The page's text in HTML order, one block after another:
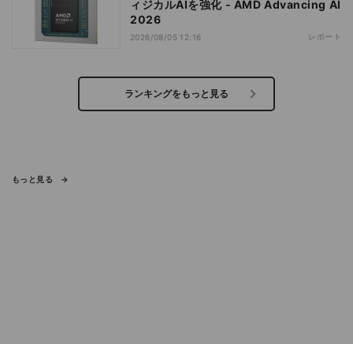
ィジカルAIを強化 - AMD Advancing AI
2026
2026/08/05 12:16 レポート
ランキングをもっと見る
もっと見る